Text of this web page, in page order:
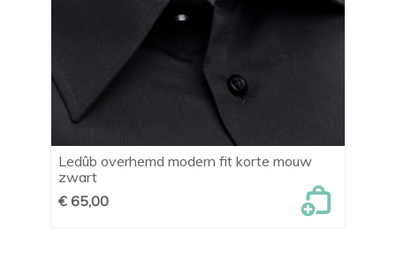
Ledûb overhemd modern fit korte mouw
zwart
€ 65,00